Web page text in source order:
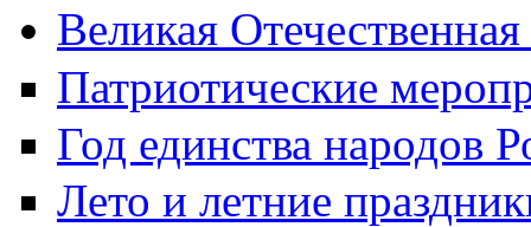
Великая
Патриотические
Год единства народов
Лето и летние